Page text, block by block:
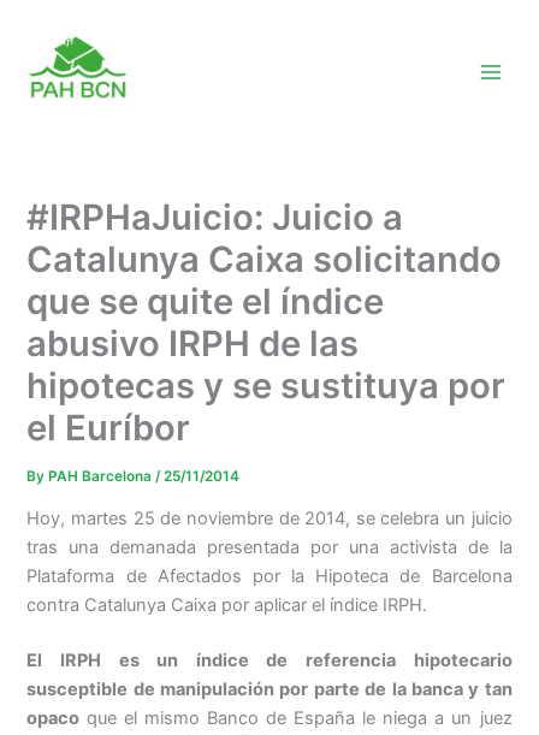
content
#IRPHaJuicio: Juicio a
Catalunya Caixa solicitando
que se quite el índice
abusivo IRPH de las
hipotecas y se sustituya por
el Euríbor
By PAH Barcelona/25/11/2014
Hoy, martes 25 de noviembre de 2014, se celebra un juicio
tras una demanada presentada por una activista de la
Plataforma de Afectados por la Hipoteca de Barcelona
contra Catalunya Caixa por aplicar el índice IRPH.
El IRPH es un índice de referencia hipotecario
susceptible de manipulación por parte de la banca y tan
opaco que el mismo Banco de España le niega a un juez